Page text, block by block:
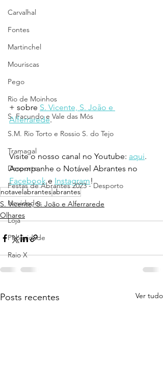
Carvalhal
Fontes
Martinchel
Mouriscas
Pego
Rio de Moinhos
S. Facundo e Vale das Mós
S.M. Rio Torto e Rossio S. do Tejo
Tramagal
Desporto
Festas de Abrantes 2023 - Desporto
Novidades
Loja
Publicidade
Raio X
+ sobre S. Vicente, S. João e
Alferrarede.
Visite o nosso canal no Youtube: aqui.
Acompanhe o Notável Abrantes no
Facebook e Instagram!
notavelabrantesabrantes
S. Vicente, S. João e Alferrarede
Olhares
Posts recentes Ver tudo